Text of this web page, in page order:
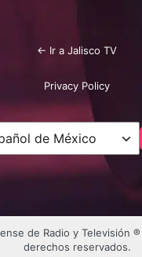
← Ir a Jalisco TV
Privacy Policy
de Radio y Televisión
derechos reservados.